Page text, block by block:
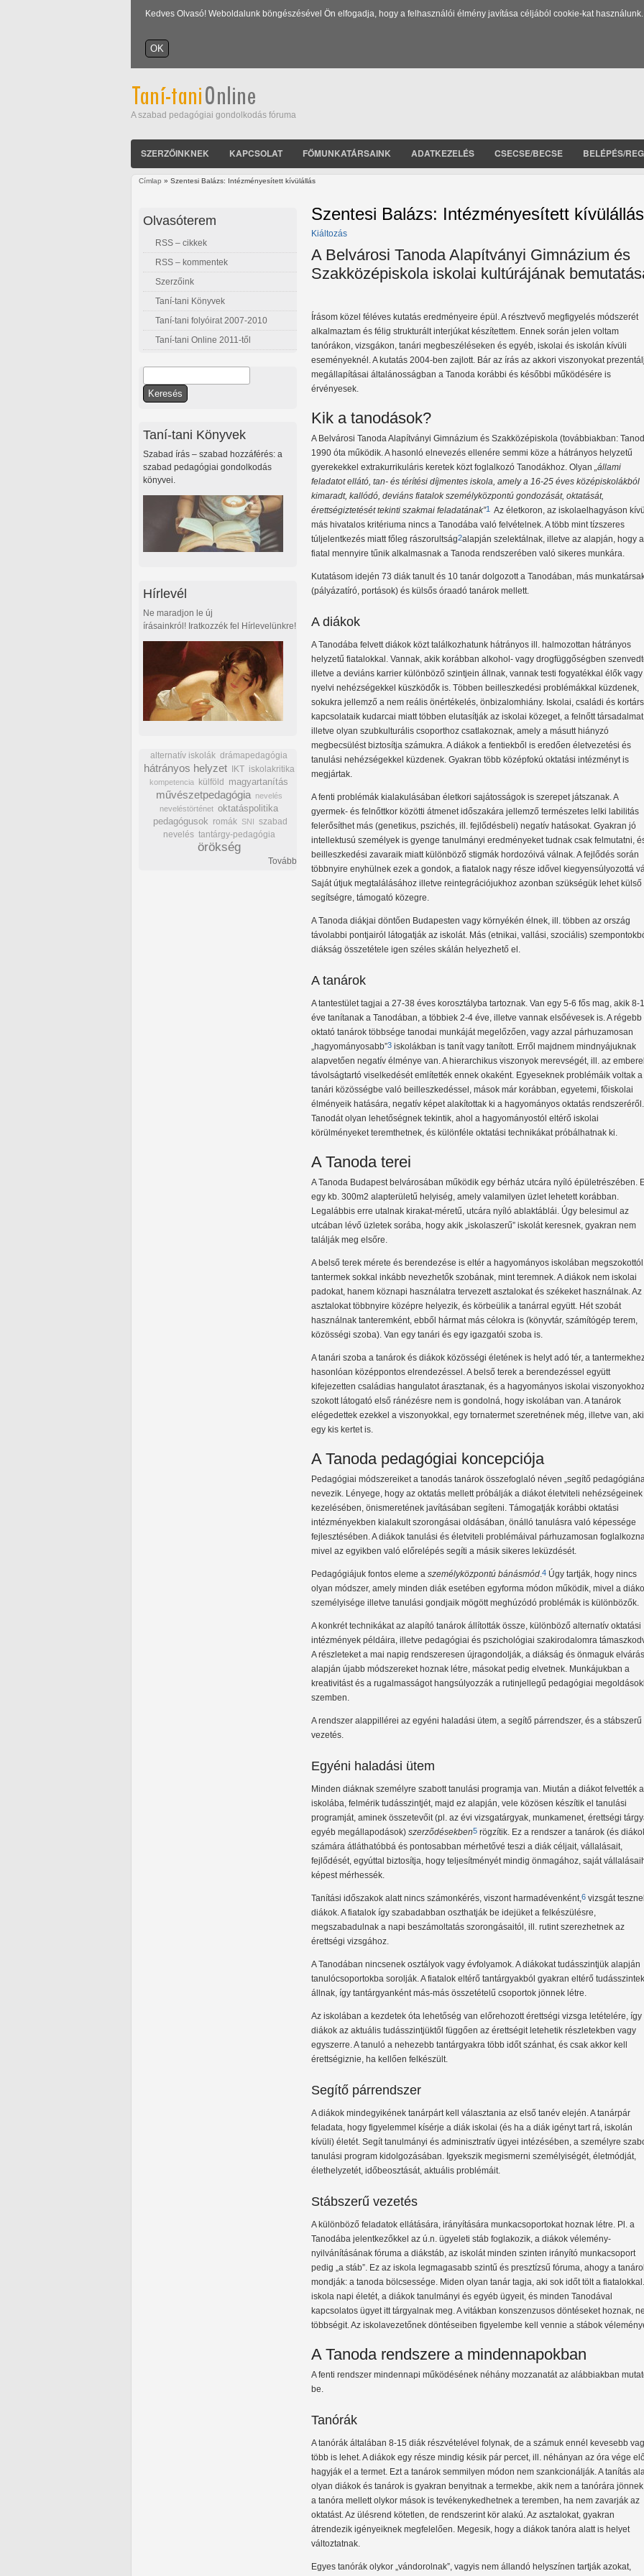
Kedves Olvasó! Weboldalunk böngészésével Ön elfogadja, hogy a felhasználói élmény javítása céljából cookie-kat
A szabad pedagógiai gondolkodás fóruma
SZERZŐINKNEK KAPCSOLAT FŐMUNKATÁRSAINK ADATKEZELÉS CSECSE/BECSE BELÉPÉS/
Címlap » Szentesi Balázs: Intézményesített kívülállás
Szentesi Balázs: Intézményesített kívülállás
Kiáltozás
A Belvárosi Tanoda Alapítványi Gimnázium és
Szakközépiskola iskolai kultúrájának
Írásom közel féléves kutatás eredményeire épül. A résztvevő megfigyelés módszerét
alkalmaztam és félig strukturált interjúkat készítettem. Ennek során jelen voltam
tanórákon, vizsgákon, tanári megbeszéléseken és egyéb, iskolai és iskolán kívüli
eseményeknél. A kutatás 2004-ben zajlott. Bár az írás az akkori viszonyokat
megállapításai általánosságban a Tanoda korábbi és későbbi működésére is
érvényesek.
Kik a tanodások?
A Belvárosi Tanoda Alapítványi Gimnázium és Szakközépiskola (továbbiakban:
1990 óta működik. A hasonló elnevezés ellenére semmi köze a hátrányos helyzetű
gyerekekkel extrakurrikuláris keretek közt foglalkozó Tanodákhoz. Olyan „állami
feladatot ellátó, tan- és térítési díjmentes iskola, amely a 16-25 éves középiskolákból
kimaradt, kallódó, deviáns fiatalok személyközpontú gondozását, oktatását,
érettségiztetését tekinti szakmai feladatának”1 Az életkoron, az iskolaelhagyáson
más hivatalos kritériuma nincs a Tanodába való felvételnek. A több mint tízszeres
túljelentkezés miatt főleg rászorultság2alapján szelektálnak, illetve az alapján, hogy a
fiatal mennyire tűnik alkalmasnak a Tanoda rendszerében való sikeres munkára.
Kutatásom idején 73 diák tanult és 10 tanár dolgozott a Tanodában, más
(pályázatíró, portások) és külsős óraadó tanárok mellett.
A diákok
A Tanodába felvett diákok közt találkozhatunk hátrányos ill. halmozottan hátrányos
helyzetű fiatalokkal. Vannak, akik korábban alkohol- vagy drogfüggőségben
illetve a deviáns karrier különböző szintjein állnak, vannak testi fogyatékkal élők vagy
nyelvi nehézségekkel küszködők is. Többen beilleszkedési problémákkal küzdenek,
sokukra jellemző a nem reális önértékelés, önbizalomhiány. Iskolai, családi és kortárs
kapcsolataik kudarcai miatt többen elutasítják az iskolai közeget, a felnőtt
illetve olyan szubkulturális csoporthoz csatlakoznak, amely a másutt hiányzó
megbecsülést biztosítja számukra. A diákok a fentiekből is eredően életvezetési és
tanulási nehézségekkel küzdenek. Gyakran több középfokú oktatási intézményt is
megjártak.
A fenti problémák kialakulásában életkori sajátosságok is szerepet játszanak. A
gyermek- és felnőttkor közötti átmenet időszakára jellemző természetes lelki labilitás
felerősíthet más (genetikus, pszichés, ill. fejlődésbeli) negatív hatásokat. Gyakran jó
intellektusú személyek is gyenge tanulmányi eredményeket tudnak csak felmutatni,
beilleszkedési zavaraik miatt különböző stigmák hordozóivá válnak. A fejlődés során
többnyire enyhülnek ezek a gondok, a fiatalok nagy része idővel kiegyensúlyozottá
Saját útjuk megtalálásához illetve reintegrációjukhoz azonban szükségük lehet külső
segítségre, támogató közegre.
A Tanoda diákjai döntően Budapesten vagy környékén élnek, ill. többen az ország
távolabbi pontjairól látogatják az iskolát. Más (etnikai, vallási, szociális)
diákság összetétele igen széles skálán helyezhető el.
A tanárok
A tantestület tagjai a 27-38 éves korosztályba tartoznak. Van egy 5-6 fős mag, akik 8-
éve tanítanak a Tanodában, a többiek 2-4 éve, illetve vannak elsőévesek is. A régebb
oktató tanárok többsége tanodai munkáját megelőzően, vagy azzal párhuzamosan
„hagyományosabb”3 iskolákban is tanít vagy tanított. Erről majdnem mindnyájuknak
alapvetően negatív élménye van. A hierarchikus viszonyok merevségét, ill. az
távolságtartó viselkedését említették ennek okaként. Egyeseknek problémáik voltak a
tanári közösségbe való beilleszkedéssel, mások már korábban, egyetemi, főiskolai
élményeik hatására, negatív képet alakítottak ki a hagyományos oktatás rendszeréről.
Tanodát olyan lehetőségnek tekintik, ahol a hagyományostól eltérő iskolai
körülményeket teremthetnek, és különféle oktatási technikákat próbálhatnak ki.
A Tanoda terei
A Tanoda Budapest belvárosában működik egy bérház utcára nyíló épületrészében.
egy kb. 300m2 alapterületű helyiség, amely valamilyen üzlet lehetett korábban.
Legalábbis erre utalnak kirakat-méretű, utcára nyíló ablaktáblái. Úgy belesimul az
utcában lévő üzletek sorába, hogy akik „iskolaszerű” iskolát keresnek, gyakran nem
találják meg elsőre.
A belső terek mérete és berendezése is eltér a hagyományos iskolában
tantermek sokkal inkább nevezhetők szobának, mint teremnek. A diákok nem iskolai
padokat, hanem köznapi használatra tervezett asztalokat és székeket használnak. Az
asztalokat többnyire középre helyezik, és körbeülik a tanárral együtt. Hét szobát
használnak tanteremként, ebből hármat más célokra is (könyvtár, számítógép terem,
közösségi szoba). Van egy tanári és egy igazgatói szoba is.
A tanári szoba a tanárok és diákok közösségi életének is helyt adó tér, a
hasonlóan középpontos elrendezéssel. A belső terek a berendezéssel együtt
kifejezetten családias hangulatot árasztanak, és a hagyományos iskolai
szokott látogató első ránézésre nem is gondolná, hogy iskolában van. A tanárok
elégedettek ezekkel a viszonyokkal, egy tornatermet szeretnének még, illetve van, aki
egy kis kertet is.
A Tanoda pedagógiai koncepciója
Pedagógiai módszereiket a tanodás tanárok összefoglaló néven „segítő
nevezik. Lényege, hogy az oktatás mellett próbálják a diákot életviteli nehézségeinek
kezelésében, önismeretének javításában segíteni. Támogatják korábbi oktatási
intézményekben kialakult szorongásai oldásában, önálló tanulásra való képessége
fejlesztésében. A diákok tanulási és életviteli problémáival párhuzamosan
mivel az egyikben való előrelépés segíti a másik sikeres leküzdését.
Pedagógiájuk fontos eleme a személyközpontú bánásmód.4 Úgy tartják, hogy nincs
olyan módszer, amely minden diák esetében egyforma módon működik, mivel a
személyisége illetve tanulási gondjaik mögött meghúzódó problémák is különbözők.
A konkrét technikákat az alapító tanárok állították össze, különböző alternatív oktatási
intézmények példáira, illetve pedagógiai és pszichológiai szakirodalomra
A részleteket a mai napig rendszeresen újragondolják, a diákság és önmaguk
alapján újabb módszereket hoznak létre, másokat pedig elvetnek. Munkájukban a
kreativitást és a rugalmasságot hangsúlyozzák a rutinjellegű pedagógiai
szemben.
A rendszer alappillérei az egyéni haladási ütem, a segítő párrendszer, és a stábszerű
vezetés.
Egyéni haladási ütem
Minden diáknak személyre szabott tanulási programja van. Miután a diákot felvették
iskolába, felmérik tudásszintjét, majd ez alapján, vele közösen készítik el tanulási
programját, aminek összetevőit (pl. az évi vizsgatárgyak, munkamenet, érettségi
egyéb megállapodások) szerződésekben5 rögzítik. Ez a rendszer a tanárok (és
számára átláthatóbbá és pontosabban mérhetővé teszi a diák céljait, vállalásait,
fejlődését, egyúttal biztosítja, hogy teljesítményét mindig önmagához, saját
képest mérhessék.
Tanítási időszakok alatt nincs számonkérés, viszont harmadévenként,6 vizsgát
diákok. A fiatalok így szabadabban oszthatják be idejüket a felkészülésre,
megszabadulnak a napi beszámoltatás szorongásaitól, ill. rutint szerezhetnek az
érettségi vizsgához.
A Tanodában nincsenek osztályok vagy évfolyamok. A diákokat tudásszintjük alapján
tanulócsoportokba sorolják. A fiatalok eltérő tantárgyakból gyakran eltérő
állnak, így tantárgyanként más-más összetételű csoportok jönnek létre.
Az iskolában a kezdetek óta lehetőség van előrehozott érettségi vizsga letételére, így
diákok az aktuális tudásszintjüktől függően az érettségit letehetik részletekben vagy
egyszerre. A tanuló a nehezebb tantárgyakra több időt szánhat, és csak akkor kell
érettségiznie, ha kellően felkészült.
Segítő párrendszer
A diákok mindegyikének tanárpárt kell választania az első tanév elején. A tanárpár
feladata, hogy figyelemmel kísérje a diák iskolai (és ha a diák igényt tart rá, iskolán
kívüli) életét. Segít tanulmányi és adminisztratív ügyei intézésében, a személyre
tanulási program kidolgozásában. Igyekszik megismerni személyiségét, életmódját,
élethelyzetét, időbeosztását, aktuális problémáit.
Stábszerű vezetés
A különböző feladatok ellátására, irányítására munkacsoportokat hoznak létre. Pl. a
Tanodába jelentkezőkkel az ú.n. ügyeleti stáb foglakozik, a diákok vélemény-
nyilvánításának fóruma a diákstáb, az iskolát minden szinten irányító munkacsoport
pedig „a stáb”. Ez az iskola legmagasabb szintű és presztízsű fóruma, ahogy a
mondják: a tanoda bölcsessége. Miden olyan tanár tagja, aki sok időt tölt a
iskola napi életét, a diákok tanulmányi és egyéb ügyeit, és minden Tanodával
kapcsolatos ügyet itt tárgyalnak meg. A vitákban konszenzusos döntéseket hoznak,
többségit. Az iskolavezetőnek döntéseiben figyelembe kell vennie a stábok
A Tanoda rendszere a mindennapokban
A fenti rendszer mindennapi működésének néhány mozzanatát az alábbiakban
be.
Tanórák
A tanórák általában 8-15 diák részvételével folynak, de a számuk ennél kevesebb
több is lehet. A diákok egy része mindig késik pár percet, ill. néhányan az óra vége
hagyják el a termet. Ezt a tanárok semmilyen módon nem szankcionálják. A tanítás
olyan diákok és tanárok is gyakran benyitnak a termekbe, akik nem a tanórára
a tanóra mellett olykor mások is tevékenykedhetnek a teremben, ha nem zavarják az
oktatást. Az ülésrend kötetlen, de rendszerint kör alakú. Az asztalokat, gyakran
átrendezik igényeiknek megfelelően. Megesik, hogy a diákok tanóra alatt is helyet
változtatnak.
Egyes tanórák olykor „vándorolnak”, vagyis nem állandó helyszínen tartják azokat,
Olvasóterem
RSS – cikkek
RSS – kommentek
Szerzőink
Taní-tani Könyvek
Taní-tani folyóirat 2007-2010
Taní-tani Online 2011-től
Keresés űrlap
Taní-tani Könyvek
Szabad írás – szabad hozzáférés: a
szabad pedagógiai gondolkodás
könyvei.
Hírlevél
Ne maradjon le új
írásainkról! Iratkozzék fel Hírlevelünkre!
alternatív iskolák drámapedagógia
hátrányos helyzet IKT iskolakritika
kompetencia külföld magyartanítás
művészetpedagógia
nevelés
neveléstörténet oktatáspolitika
pedagógusok romák SNI szabad
nevelés tantárgy-pedagógia
örökség
Tovább